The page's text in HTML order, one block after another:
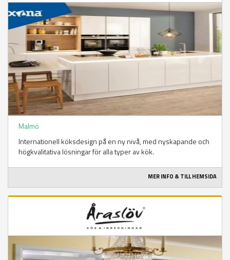
Malmö
Internationell köksdesign på en ny nivå, med nyskapande och
högkvalitativa lösningar för alla typer av kök.
MER INFO & TILL HEMSIDA